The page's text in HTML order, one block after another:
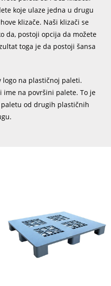
koje ulaze jedna u drugu
klizače. Naši klizači se
da, postoji opcija da možete
toga je da postoji šansa
na plastičnoj paleti.
ime na površini palete. To je
od drugih plastičnih